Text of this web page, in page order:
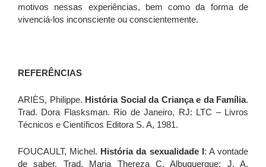
motivos nessas experiências, bem como da forma de
vivenciá-los inconsciente ou conscientemente.
REFERÊNCIAS
ARIÈS, Philippe. História Social da Criança e da Família.
Trad. Dora Flasksman. Rio de Janeiro, RJ: LTC – Livros
Técnicos e Científicos Editora S. A, 1981.
FOUCAULT, Michel. História da sexualidade I: A vontade
de saber. Trad. Maria Thereza C. Albuquerque; J. A.